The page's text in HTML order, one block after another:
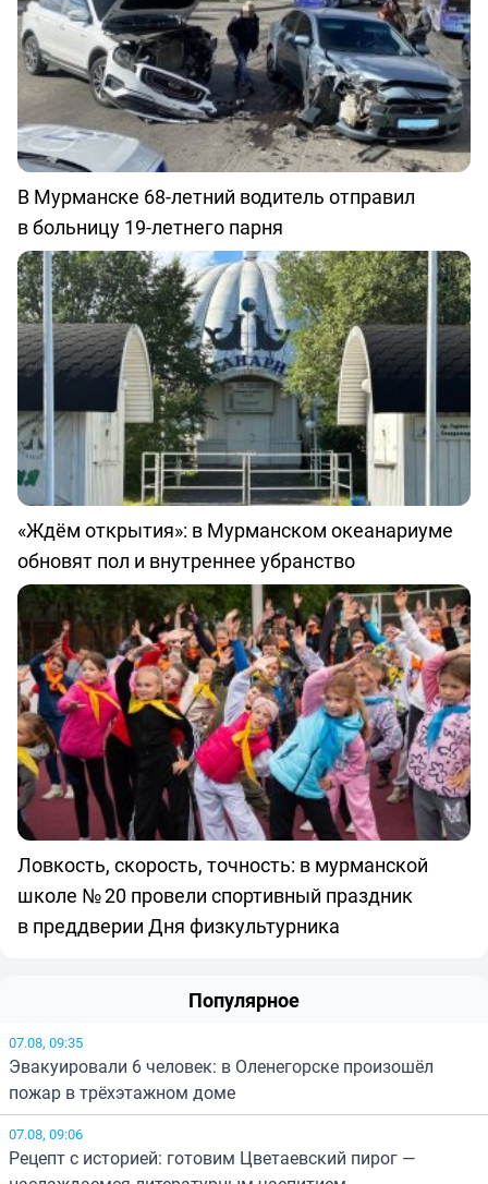
В Мурманске 68-летний водитель отправил
в больницу 19-летнего парня
«Ждём открытия»: в Мурманском океанариуме
обновят пол и внутреннее убранство
Ловкость, скорость, точность: в мурманской
школе № 20 провели спортивный праздник
в преддверии Дня физкультурника
Популярное
07.08, 09:35
Эвакуировали 6 человек: в Оленегорске произошёл
пожар в трёхэтажном доме
07.08, 09:06
Рецепт с историей: готовим Цветаевский пирог —